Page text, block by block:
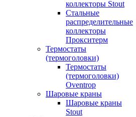
коллекторы Stout
Стальные
распределительные
коллекторы
Прокситерм
Термостаты
(термоголовки)
Термостаты
(термоголовки)
Oventrop
Шаровые краны
Шаровые краны
Stout